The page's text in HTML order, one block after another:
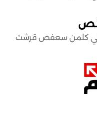
كلمن سعفص قرشت